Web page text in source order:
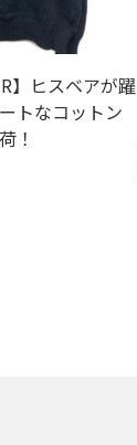
】ヒスベアが躍
トなコットン
！